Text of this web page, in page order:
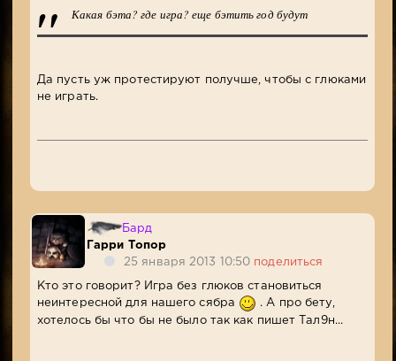
Какая бэта? где игра? еще бэтить год будут
Да пусть уж протестируют получше, чтобы с глюками
не играть.
Бард
Гарри Топор
25 января 2013 10:50 поделиться
Кто это говорит? Игра без глюков становиться
неинтересной для нашего сябра
. А про бету,
хотелось бы что бы не было так как пишет Тал9н...